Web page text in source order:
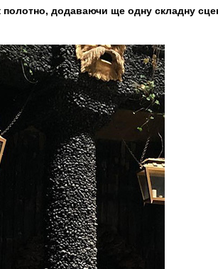
додаваючи ще одну складну